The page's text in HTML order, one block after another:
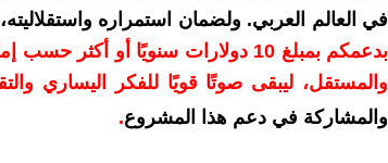
في العالم العربي. ولضمان استمراره
بدعمكم بمبلغ 10 دولارات سنويًا أو
والمستقل، ليبقى صوتًا قويًا للفكر اليساري
والمشاركة في دعم هذا المشروع.